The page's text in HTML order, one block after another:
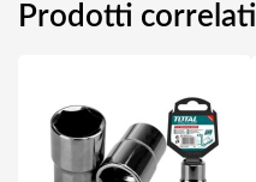
Prodotti correlati